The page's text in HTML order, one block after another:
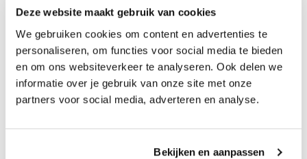
Deze website maakt gebruik van cookies
We gebruiken cookies om content en advertenties te
personaliseren, om functies voor social media te bieden
en om ons websiteverkeer te analyseren. Ook delen we
informatie over je gebruik van onze site met onze
partners voor social media, adverteren en analyse.
Bekijken en aanpassen
Tegel
Merk: Floorlife
39,95 35,95
Tegel
Merk: Floorlife
39,95 35,95